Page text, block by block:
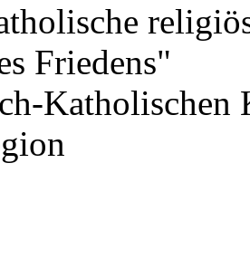
Friedens"
Katholischen